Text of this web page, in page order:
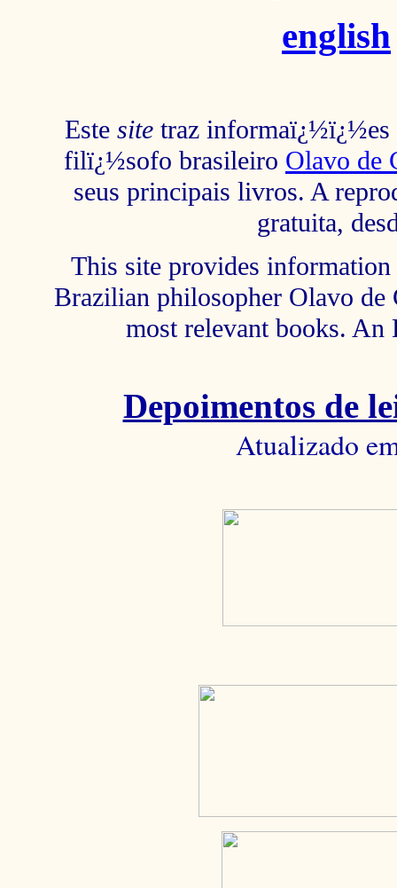
english
Este site traz informaï¿½ï¿½es
filï¿½sofo brasileiro Olavo de
seus principais livros. A
gratuita,
This site provides
Brazilian philosopher Olavo de
most relevant books.
Depoimentos de
Atualizado